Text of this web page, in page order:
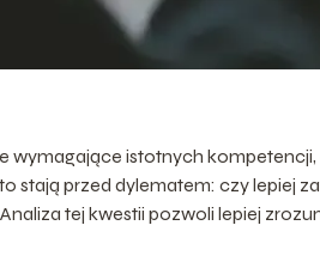
wymagające istotnych
stają przed dylematem: czy lepiej
tej kwestii pozwoli lepiej